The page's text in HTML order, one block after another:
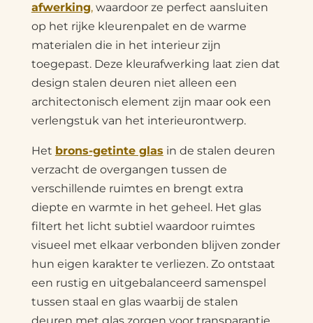
afwerking,waardoor ze perfect aansluiten
op het rijke kleurenpalet en de warme
materialen die in het interieur zijn
toegepast. Deze kleurafwerking laat zien dat
design stalen deuren niet alleen een
architectonisch element zijn maar ook een
verlengstuk van het interieurontwerp.
Het brons-getinte glas in de stalen deuren
verzacht de overgangen tussen de
verschillende ruimtes en brengt extra
diepte en warmte in het geheel. Het glas
filtert het licht subtiel waardoor ruimtes
visueel met elkaar verbonden blijven zonder
hun eigen karakter te verliezen. Zo ontstaat
een rustig en uitgebalanceerd samenspel
tussen staal en glas waarbij de stalen